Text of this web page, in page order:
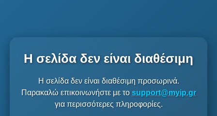
Η σελίδα δεν είναι διαθέσιμη
Η σελίδα δεν είναι διαθέσιμη προσωρινά.
Παρακαλώ επικοινωνήστε με το support@myip.gr
για περισσότερες πληροφορίες.